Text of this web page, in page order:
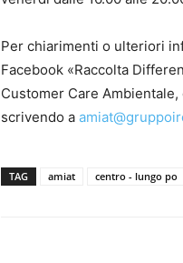
Per chiarimenti o ulteriori
Facebook «Raccolta
Customer Care
scrivendo a
TAG amiat centro - lungo po